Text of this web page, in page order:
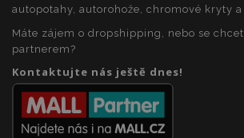
autopotahy, autorohože, chromové kryty a
Máte zájem o dropshipping, nebo se
partnerem?
Kontaktujte nás ještě dnes!